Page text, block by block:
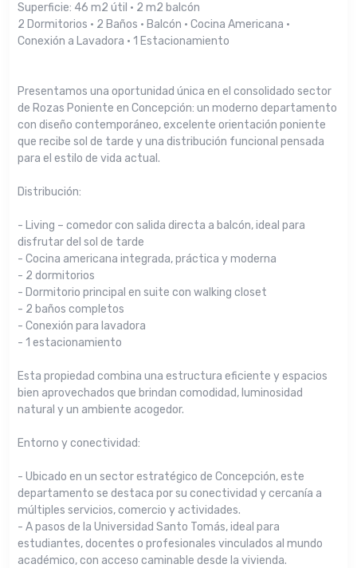
Superficie: 46 m2 útil · 2 m2 balcón
2 Dormitorios · 2 Baños · Balcón · Cocina Americana ·
Conexión a Lavadora · 1 Estacionamiento
Presentamos una oportunidad única en el consolidado sector
de Rozas Poniente en Concepción: un moderno departamento
con diseño contemporáneo, excelente orientación poniente
que recibe sol de tarde y una distribución funcional pensada
para el estilo de vida actual.
Distribución:
- Living – comedor con salida directa a balcón, ideal para
disfrutar del sol de tarde
- Cocina americana integrada, práctica y moderna
- 2 dormitorios
- Dormitorio principal en suite con walking closet
- 2 baños completos
- Conexión para lavadora
- 1 estacionamiento
Esta propiedad combina una estructura eficiente y espacios
bien aprovechados que brindan comodidad, luminosidad
natural y un ambiente acogedor.
Entorno y conectividad:
- Ubicado en un sector estratégico de Concepción, este
departamento se destaca por su conectividad y cercanía a
múltiples servicios, comercio y actividades.
- A pasos de la Universidad Santo Tomás, ideal para
estudiantes, docentes o profesionales vinculados al mundo
académico, con acceso caminable desde la vivienda.